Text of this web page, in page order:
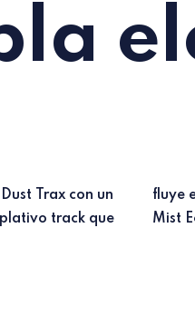
Trax con un
track que
y el deep:
Mist